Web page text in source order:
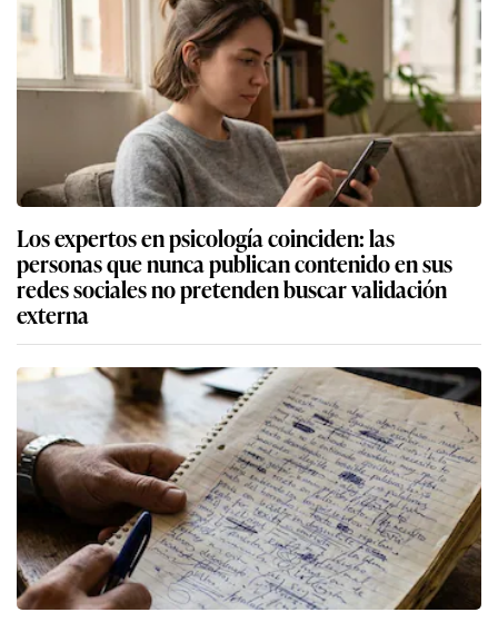
Los expertos en psicología coinciden: las
personas que nunca publican contenido en sus
redes sociales no pretenden buscar validación
externa